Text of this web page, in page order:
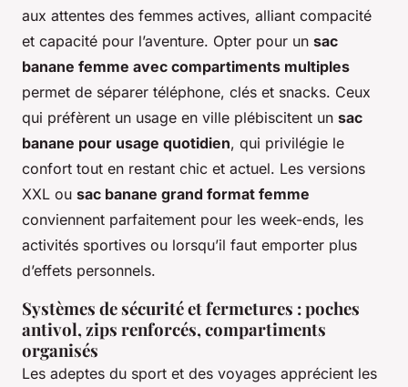
aux attentes des femmes actives, alliant compacité
et capacité pour l’aventure. Opter pour un sac
banane femme avec compartiments multiples
permet de séparer téléphone, clés et snacks. Ceux
qui préfèrent un usage en ville plébiscitent un sac
banane pour usage quotidien, qui privilégie le
confort tout en restant chic et actuel. Les versions
XXL ou sac banane grand format femme
conviennent parfaitement pour les week-ends, les
activités sportives ou lorsqu’il faut emporter plus
d’effets personnels.
Systèmes de sécurité et fermetures : poches
antivol, zips renforcés, compartiments
organisés
Les adeptes du sport et des voyages apprécient les